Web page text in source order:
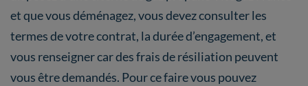
et que vous déménagez, vous devez consulter les
termes de votre contrat, la durée d’engagement, et
vous renseigner car des frais de résiliation peuvent
vous être demandés. Pour ce faire vous pouvez